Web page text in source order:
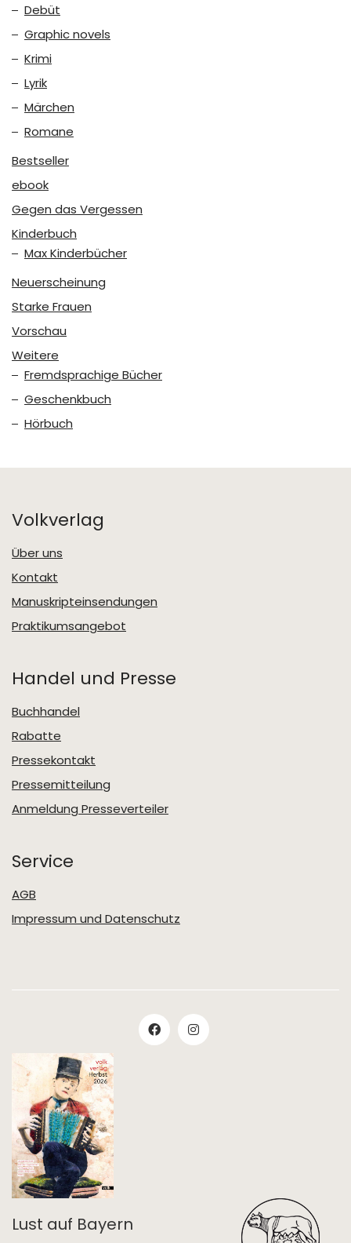
Debüt
Graphic novels
Krimi
Lyrik
Märchen
Romane
Bestseller
ebook
Gegen das Vergessen
Kinderbuch
Max Kinderbücher
Neuerscheinung
Starke Frauen
Vorschau
Weitere
Fremdsprachige Bücher
Geschenkbuch
Hörbuch
Volkverlag
Über uns
Kontakt
Manuskripteinsendungen
Praktikumsangebot
Handel und Presse
Buchhandel
Rabatte
Pressekontakt
Pressemitteilung
Anmeldung Presseverteiler
Service
AGB
Impressum und Datenschutz
Lust auf Bayern